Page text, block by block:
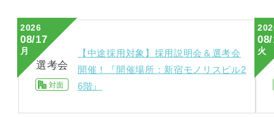
2026
08/17
月
選考会
対面
【中途採用対象】採用説明会＆選考会
開催！『開催場所：新宿モノリスビル2
6階』
火